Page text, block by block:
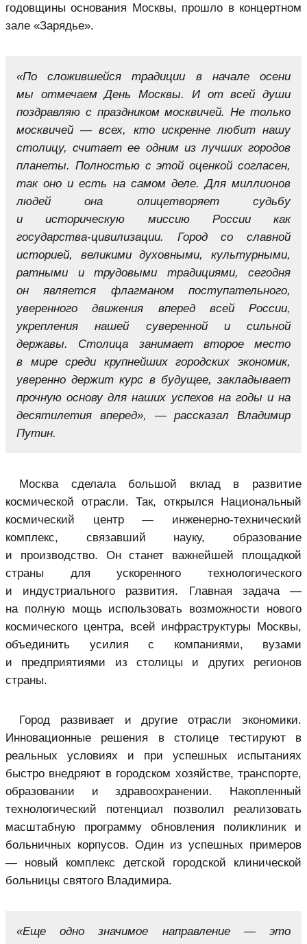
годовщины основания Москвы, прошло в концертном
зале «Зарядье».
«По сложившейся традиции в начале осени
мы отмечаем День Москвы. И от всей души
поздравляю с праздником москвичей. Не только
москвичей — всех, кто искренне любит нашу
столицу, считает ее одним из лучших городов
планеты. Полностью с этой оценкой согласен,
так оно и есть на самом деле. Для миллионов
людей она олицетворяет судьбу
и историческую миссию России как
государства-цивилизации. Город со славной
историей, великими духовными, культурными,
ратными и трудовыми традициями, сегодня
он является флагманом поступательного,
уверенного движения вперед всей России,
укрепления нашей суверенной и сильной
державы. Столица занимает второе место
в мире среди крупнейших городских экономик,
уверенно держит курс в будущее, закладывает
прочную основу для наших успехов на годы и на
десятилетия вперед», — рассказал Владимир
Путин.
Москва сделала большой вклад в развитие
космической отрасли. Так, открылся Национальный
космический центр — инженерно-технический
комплекс, связавший науку, образование
и производство. Он станет важнейшей площадкой
страны для ускоренного технологического
и индустриального развития. Главная задача —
на полную мощь использовать возможности нового
космического центра, всей инфраструктуры Москвы,
объединить усилия с компаниями, вузами
и предприятиями из столицы и других регионов
страны.
Город развивает и другие отрасли экономики.
Инновационные решения в столице тестируют в
реальных условиях и при успешных испытаниях
быстро внедряют в городском хозяйстве, транспорте,
образовании и здравоохранении. Накопленный
технологический потенциал позволил реализовать
масштабную программу обновления поликлиник и
больничных корпусов. Один из успешных примеров
— новый комплекс детской городской клинической
больницы святого Владимира.
«Еще одно значимое направление — это